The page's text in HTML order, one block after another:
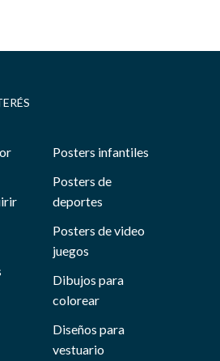
Posters infantiles
Posters de
deportes
Posters de video
juegos
Dibujos para
colorear
Diseños para
vestuario